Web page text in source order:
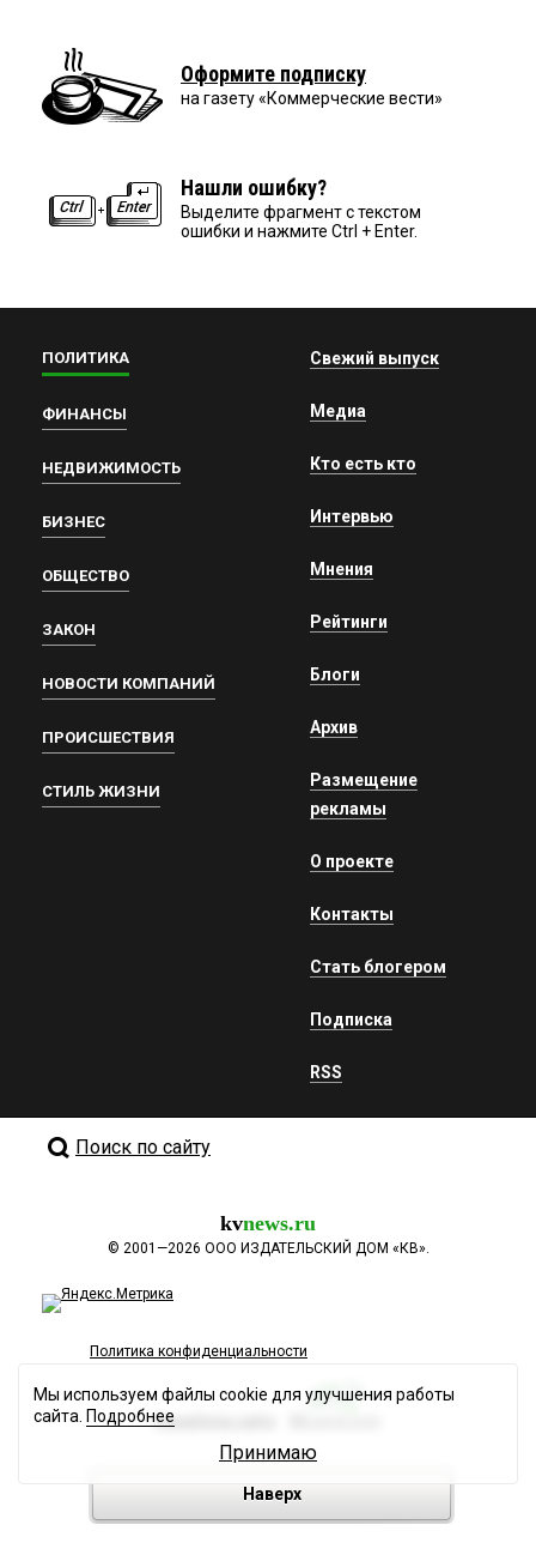
Оформите подписку
на газету «Коммерческие вести»
Нашли ошибку?
Выделите фрагмент с текстом
ошибки и нажмите Ctrl + Enter.
ПОЛИТИКА
ФИНАНСЫ
НЕДВИЖИМОСТЬ
БИЗНЕС
ОБЩЕСТВО
ЗАКОН
НОВОСТИ КОМПАНИЙ
ПРОИСШЕСТВИЯ
СТИЛЬ ЖИЗНИ
Свежий выпуск
Медиа
Кто есть кто
Интервью
Мнения
Рейтинги
Блоги
Архив
Размещение
рекламы
О проекте
Контакты
Стать блогером
Подписка
RSS
Поиск по сайту
kvnews.ru
© 2001—2026 ООО ИЗДАТЕЛЬСКИЙ ДОМ «КВ».
Политика конфиденциальности
Разработка сайта
Наверх
Мы используем файлы cookie для улучшения работы
сайта. Подробнее
Принимаю